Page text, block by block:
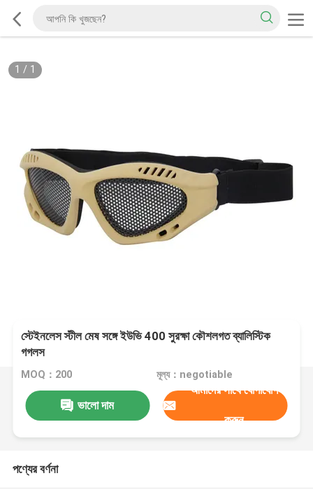
1 / 1
স্টেইনলেস স্টীল মেষ সঙ্গে ইউভি 400 সুরক্ষা কৌশলগত ব্যালিস্টিক
গগলস
MOQ：200 মূল্য：negotiable
ভালো দাম
আমাদের সাথে যোগাযোগ
করুন
পণ্যের বর্ণনা